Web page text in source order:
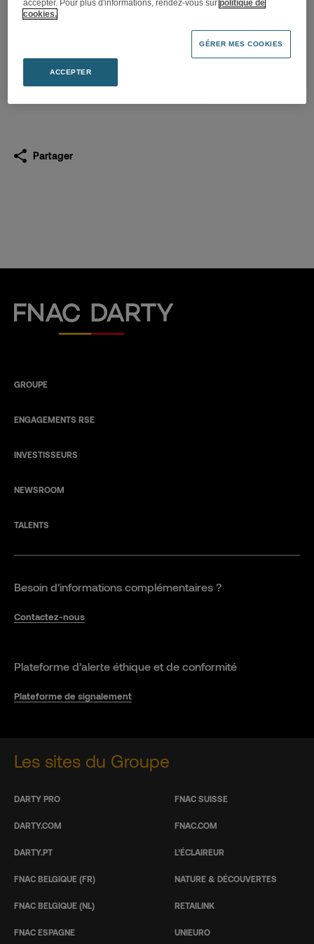
La Fnac fait son « Tour de
France de la mobilité »
Télécharger (PDF 271,1 Ko)
Partager
Fnac Darty
GROUPE
ENGAGEMENTS RSE
INVESTISSEURS
NEWSROOM
TALENTS
Besoin d'informations complémentaires ?
Contactez-nous
Plateforme d’alerte éthique et de conformité
Plateforme de signalement
Les sites du Groupe
DARTY PRO
DARTY.COM
DARTY.PT
FNAC BELGIQUE (FR)
FNAC BELGIQUE (NL)
FNAC ESPAGNE
FNAC SUISSE
FNAC.COM
L’ÉCLAIREUR
NATURE & DÉCOUVERTES
RETAILINK
UNIEURO
accepter. Pour plus d'informations, rendez-vous surpolitique de
cookies.
GÉRER MES COOKIES
ACCEPTER